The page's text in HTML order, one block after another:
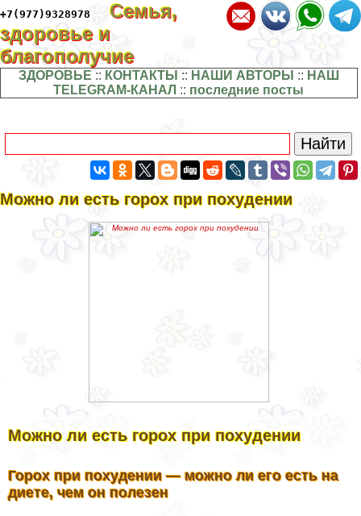
+7(977)9328978
Семья,
здоровье и
благополучие
ЗДОРОВЬЕ :: КОНТАКТЫ :: НАШИ АВТОРЫ :: НАШ
TELEGRAM-КАНАЛ :: последние посты
Можно ли есть горох при похудении
Можно ли есть горох при похудении
Горох при похудении — можно ли его есть на
диете, чем он полезен